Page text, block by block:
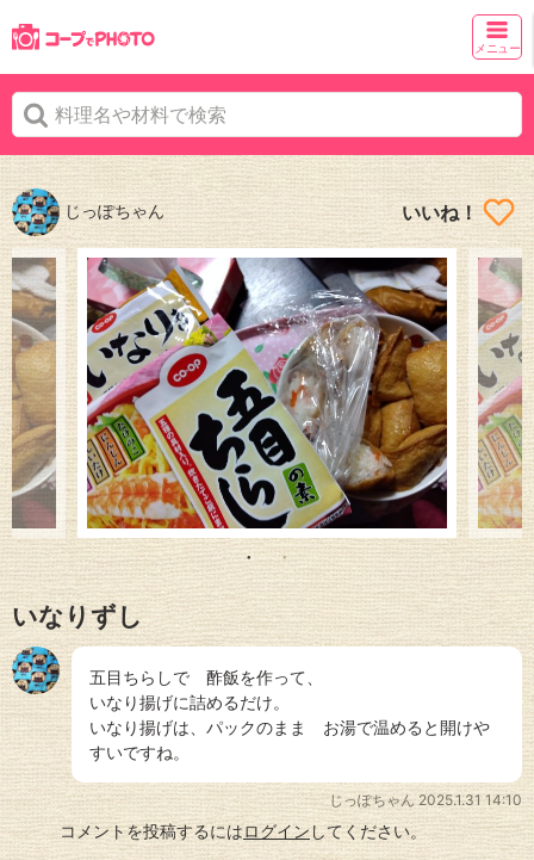
メニュー
じっぽちゃん いいね！
いなりずし
五目ちらしで 酢飯を作って、
いなり揚げに詰めるだけ。
いなり揚げは、パックのまま お湯で温めると開けや
すいですね。
じっぽちゃん 2025.1.31 14:10
コメントを投稿するにはログイン してください。